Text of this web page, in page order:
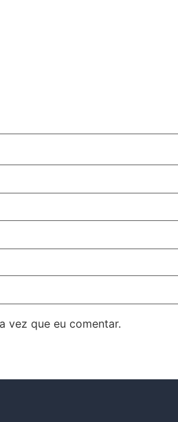
vez que eu comentar.